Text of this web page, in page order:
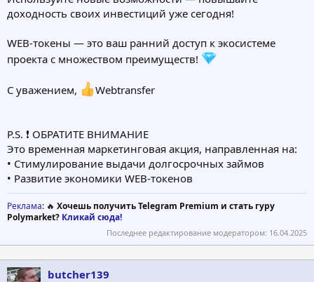
доходность своих инвестиций уже сегодня!
WEB-токены — это ваш ранний доступ к экосистеме
проекта с множеством преимуществ!
С уважением, Webtransfer
P.S. ❗️ ОБРАТИТЕ ВНИМАНИЕ
Это временная маркетинговая акция, направленная на:
• Стимулирование выдачи долгосрочных займов
• Развитие экономики WEB-токенов
Реклама: 🔥 Хочешь получить Telegram Premium и стать гуру
Polymarket? Кликай сюда!
Последнее редактирование модератором: 16.04.2025
butcher139